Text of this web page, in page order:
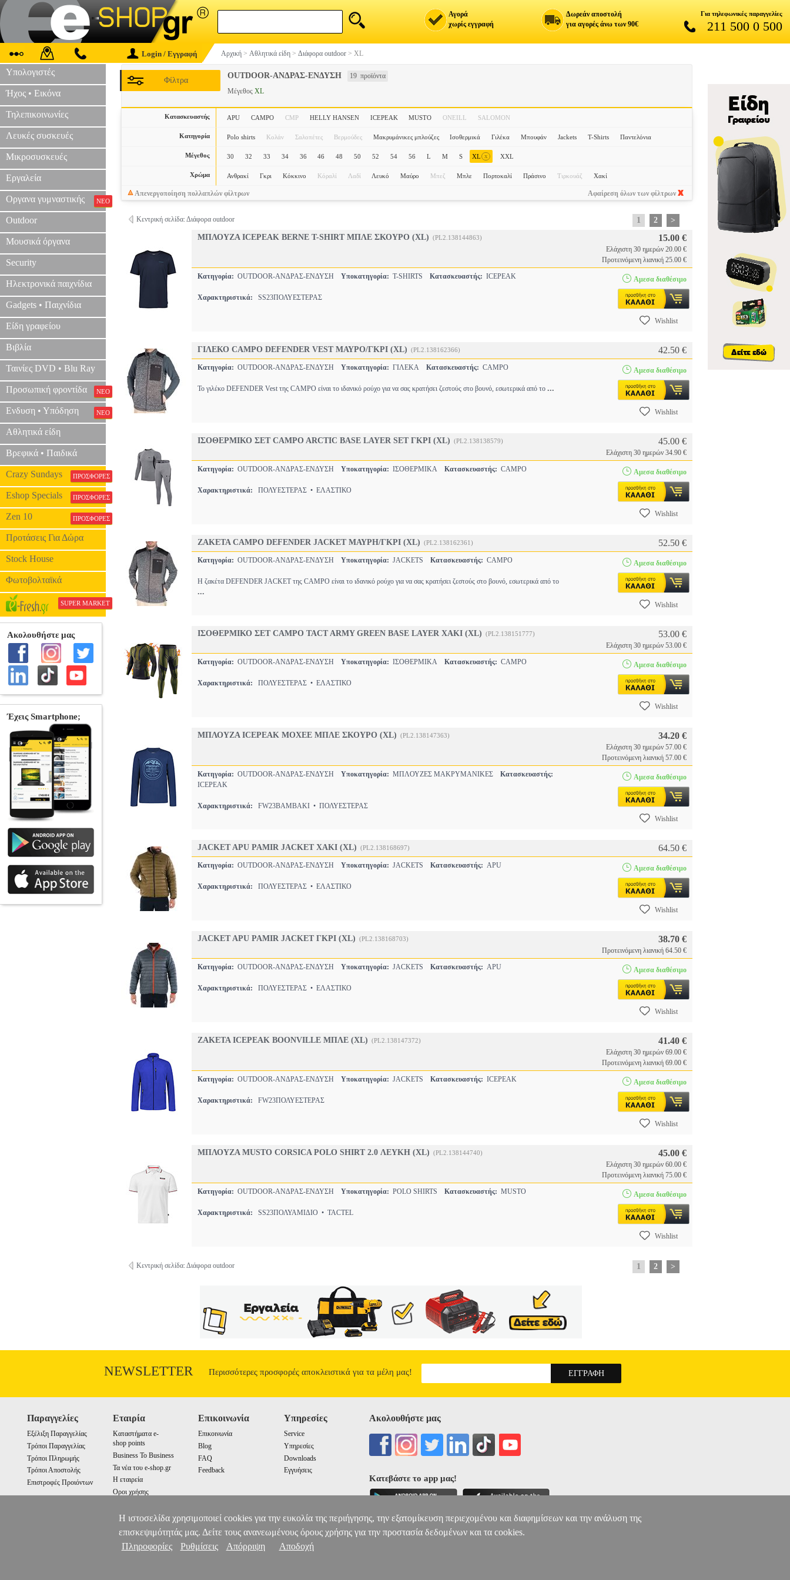
Αγορά
χωρίς εγγραφή
Δωρεάν αποστολή
για αγορές άνω των 90€
Για τηλεφωνικές παραγγελίες
211 500 0 500
Login / Εγγραφή Αρχική > Αθλητικά είδη > Διάφορα outdoor > XL
Υπολογιστές
Ήχος • Εικόνα
Τηλεπικοινωνίες
Λευκές συσκευές
Μικροσυσκευές
Εργαλεία
Οργανα γυμναστικής ΝΕΟ
Outdoor
Μουσικά όργανα
Security
Ηλεκτρονικά παιχνίδια
Gadgets • Παιχνίδια
Είδη γραφείου
Βιβλία
Ταινίες DVD • Blu Ray
Προσωπική φροντίδα ΝΕΟ
Ενδυση • Υπόδηση ΝΕΟ
Αθλητικά είδη
Βρεφικά • Παιδικά
Crazy Sundays ΠΡΟΣΦΟΡΕΣ
Eshop Specials ΠΡΟΣΦΟΡΕΣ
Zen 10 ΠΡΟΣΦΟΡΕΣ
Προτάσεις Για Δώρα
Stock House
Φωτοβολταϊκά
SUPER MARKET
OUTDOOR-ΑΝΔΡΑΣ-ΕΝΔΥΣΗ 19 προϊόντα
Φίλτρα
Μέγεθος XL
Κατασκευαστής APU CAMPO CMP HELLY HANSEN ICEPEAK MUSTO ONEILL SALOMON
Κατηγορία Polo shirts Κολάν Σαλοπέτες Βερμούδες Μακρυμάνικες μπλούζες Ισοθερμικά Γιλέκα Μπουφάν Jackets T-Shirts Παντελόνια
Μέγεθος 30 32 33 34 36 46 48 50 52 54 56 L M S XL x XXL
Χρώμα Ανθρακί Γκρι Κόκκινο Κόραλί Λαδί Λευκό Μαύρο Μπεζ Μπλε Πορτοκαλί Πράσινο Τιρκουάζ Χακί
Απενεργοποίηση πολλαπλών φίλτρων Αφαίρεση όλων των φίλτρων
Κεντρική σελίδα: Διάφορα outdoor 1 2
>
ΜΠΛΟΥΖΑ ICEPEAK BERNE T-SHIRT ΜΠΛΕ ΣΚΟΥΡΟ (XL) (PL2.138144863) 15.00 €
Ελάχιστη 30 ημερών 20.00 €
Προτεινόμενη λιανική 25.00 €
Κατηγορία: OUTDOOR-ΑΝΔΡΑΣ-ΕΝΔΥΣΗ Υποκατηγορία: T-SHIRTS Κατασκευαστής: ICEPEAK
Χαρακτηριστικά: SS23ΠΟΛΥΕΣΤΕΡΑΣ
Αμεσα διαθέσιμο
Wishlist
ΓΙΛΕΚΟ CAMPO DEFENDER VEST ΜΑΥΡΟ/ΓΚΡΙ (XL) (PL2.138162366) 42.50 €
Κατηγορία: OUTDOOR-ΑΝΔΡΑΣ-ΕΝΔΥΣΗ Υποκατηγορία: ΓΙΛΕΚΑ Κατασκευαστής: CAMPO
Το γιλέκο DEFENDER Vest της CAMPO είναι το ιδανικό ρούχο για να σας κρατήσει ζεστούς στο βουνό, εσωτερικά από το ...
Αμεσα διαθέσιμο
Wishlist
ΙΣΟΘΕΡΜΙΚΟ ΣΕΤ CAMPO ARCTIC BASE LAYER SET ΓΚΡΙ (XL) (PL2.138138579) 45.00 €
Ελάχιστη 30 ημερών 34.90 €
Κατηγορία: OUTDOOR-ΑΝΔΡΑΣ-ΕΝΔΥΣΗ Υποκατηγορία: ΙΣΟΘΕΡΜΙΚΑ Κατασκευαστής: CAMPO
Χαρακτηριστικά: ΠΟΛΥΕΣΤΕΡΑΣ • ΕΛΑΣΤΙΚΟ
Αμεσα διαθέσιμο
Wishlist
ΖΑΚΕΤΑ CAMPO DEFENDER JACKET ΜΑΥΡΗ/ΓΚΡΙ (XL) (PL2.138162361) 52.50 €
Κατηγορία: OUTDOOR-ΑΝΔΡΑΣ-ΕΝΔΥΣΗ Υποκατηγορία: JACKETS Κατασκευαστής: CAMPO
H ζακέτα DEFENDER JACKET της CAMPO είναι το ιδανικό ρούχο για να σας κρατήσει ζεστούς στο βουνό, εσωτερικά από το
...
Αμεσα διαθέσιμο
Wishlist
ΙΣΟΘΕΡΜΙΚΟ ΣΕΤ CAMPO TACT ARMY GREEN BASE LAYER ΧΑΚΙ (XL) (PL2.138151777) 53.00 €
Ελάχιστη 30 ημερών 53.00 €
Κατηγορία: OUTDOOR-ΑΝΔΡΑΣ-ΕΝΔΥΣΗ Υποκατηγορία: ΙΣΟΘΕΡΜΙΚΑ Κατασκευαστής: CAMPO
Χαρακτηριστικά: ΠΟΛΥΕΣΤΕΡΑΣ • ΕΛΑΣΤΙΚΟ
Αμεσα διαθέσιμο
Wishlist
ΜΠΛΟΥΖΑ ICEPEAK MOXEE ΜΠΛΕ ΣΚΟΥΡΟ (XL) (PL2.138147363) 34.20 €
Ελάχιστη 30 ημερών 57.00 €
Προτεινόμενη λιανική 57.00 €
Κατηγορία: OUTDOOR-ΑΝΔΡΑΣ-ΕΝΔΥΣΗ Υποκατηγορία: ΜΠΛΟΥΖΕΣ ΜΑΚΡΥΜΑΝΙΚΕΣ Κατασκευαστής:
ICEPEAK
Χαρακτηριστικά: FW23ΒΑΜΒΑΚΙ • ΠΟΛΥΕΣΤΕΡΑΣ
Αμεσα διαθέσιμο
Wishlist
JACKET APU PAMIR JACKET ΧΑΚΙ (XL) (PL2.138168697) 64.50 €
Κατηγορία: OUTDOOR-ΑΝΔΡΑΣ-ΕΝΔΥΣΗ Υποκατηγορία: JACKETS Κατασκευαστής: APU
Χαρακτηριστικά: ΠΟΛΥΕΣΤΕΡΑΣ • ΕΛΑΣΤΙΚΟ
Αμεσα διαθέσιμο
Wishlist
JACKET APU PAMIR JACKET ΓΚΡΙ (XL) (PL2.138168703) 38.70 €
Προτεινόμενη λιανική 64.50 €
Κατηγορία: OUTDOOR-ΑΝΔΡΑΣ-ΕΝΔΥΣΗ Υποκατηγορία: JACKETS Κατασκευαστής: APU
Χαρακτηριστικά: ΠΟΛΥΕΣΤΕΡΑΣ • ΕΛΑΣΤΙΚΟ
Αμεσα διαθέσιμο
Wishlist
ΖΑΚΕΤΑ ICEPEAK BOONVILLE ΜΠΛΕ (XL) (PL2.138147372) 41.40 €
Ελάχιστη 30 ημερών 69.00 €
Προτεινόμενη λιανική 69.00 €
Κατηγορία: OUTDOOR-ΑΝΔΡΑΣ-ΕΝΔΥΣΗ Υποκατηγορία: JACKETS Κατασκευαστής: ICEPEAK
Χαρακτηριστικά: FW23ΠΟΛΥΕΣΤΕΡΑΣ
Αμεσα διαθέσιμο
Wishlist
ΜΠΛΟΥΖΑ MUSTO CORSICA POLO SHIRT 2.0 ΛΕΥΚΗ (XL) (PL2.138144740) 45.00 €
Ελάχιστη 30 ημερών 60.00 €
Προτεινόμενη λιανική 75.00 €
Κατηγορία: OUTDOOR-ΑΝΔΡΑΣ-ΕΝΔΥΣΗ Υποκατηγορία: POLO SHIRTS Κατασκευαστής: MUSTO
Χαρακτηριστικά: SS23ΠΟΛΥΑΜΙΔΙΟ • TACTEL
Αμεσα διαθέσιμο
Wishlist
Κεντρική σελίδα: Διάφορα outdoor 1 2 >
NEWSLETTER Περισσότερες προσφορές αποκλειστικά για τα μέλη μας!
Παραγγελίες
Εξέλιξη Παραγγελίας
Τρόποι Παραγγελίας
Τρόποι Πληρωμής
Τρόποι Αποστολής
Επιστροφές Προιόντων
Εταιρία
Καταστήματα e-
shop points
Business To Business
Τα νέα του e-shop.gr
Η εταιρεία
Οροι χρήσης
Επικοινωνία
Επικοινωνία
Blog
FAQ
Feedback
Υπηρεσίες
Service
Υπηρεσίες
Downloads
Εγγυήσεις
Ακολουθήστε μας
Κατεβάστε το app μας!
Η ιστοσελίδα χρησιμοποιεί cookies για την ευκολία της περιήγησης, την εξατομίκευση περιεχομένου και διαφημίσεων και την ανάλυση της
επισκεψιμότητάς μας. Δείτε τους ανανεωμένους όρους χρήσης για την προστασία δεδομένων και τα cookies.
Πληροφορίες
Ρυθμίσεις Απόρριψη Αποδοχή